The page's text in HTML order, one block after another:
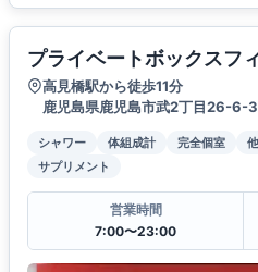
プライベートボックスフ
高見橋駅から徒歩11分
鹿児島県鹿児島市武2丁目26-6-
シャワー 体組成計 完全個室
サプリメント
営業時間
7:00〜23:00